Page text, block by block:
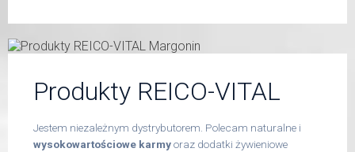
Produkty REICO-VITAL
Jestem niezależnym dystrybutorem. Polecam naturalne i
wysokowartościowe karmyoraz dodatki żywieniowe